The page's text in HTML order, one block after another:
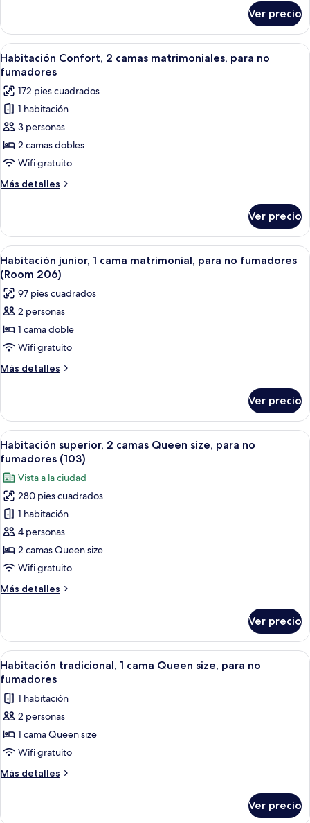
para
no
fumadores
(Room
207)
Premium,
cama
King
para
no
fumadores
(Room
207)
Ver precio
Abrir
todas
las
fotos
de
Habitación
Confort,
2
camas
matrimoniales,
no
fumadores
Una habitación con dos camas, una
11
Habitación Confort, 2 camas matrimoniales, para no
fumadores
172 pies cuadrados
1 habitación
3 personas
2 camas dobles
Wifi gratuito
Más detalles
Más
Confort,
camas
matrimoniales,
para
no
fumadores
Ver precio
Abrir
todas
las
fotos
de
Habitación
junior,
1
para
no
fumadores
(Room
206)
Un pasillo estrecho que conduce a
6
Habitación junior, 1 cama matrimonial, para no fumadores
(Room 206)
97 pies cuadrados
2 personas
1 cama doble
Wifi gratuito
Más detalles
Más
junior,
cama
matrimonial,
no
fumadores
(Room
206)
Ver precio
Abrir
todas
las
fotos
de
Habitación
superior,
2
camas
size,
fumadores
(103)
Habitación de hotel con cama,
15
Habitación superior, 2 camas Queen size, para no
fumadores (103)
Vista a la ciudad
280 pies cuadrados
1 habitación
4 personas
2 camas Queen size
Wifi gratuito
Más detalles
Más
superior,
camas
Queen
para
no
fumadores
(103)
Ver precio
Abrir
todas
las
fotos
de
Habitación
tradicional,
1
size,
Un dormitorio con cama, mesita de
6
Habitación tradicional, 1 cama Queen size, para no
fumadores
1 habitación
2 personas
1 cama Queen size
Wifi gratuito
Más detalles
Más
Ver precio